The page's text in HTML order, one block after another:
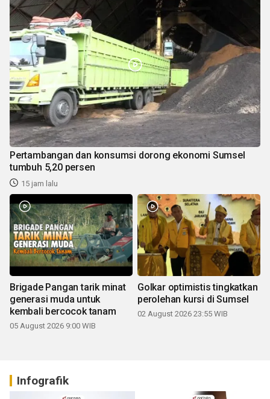
Pertambangan dan konsumsi dorong ekonomi Sumsel
tumbuh 5,20 persen
15 jam lalu
Brigade Pangan tarik minat
generasi muda untuk
kembali bercocok tanam
05 August 2026 9:00 WIB
Golkar optimistis tingkatkan
perolehan kursi di Sumsel
02 August 2026 23:55 WIB
Infografik